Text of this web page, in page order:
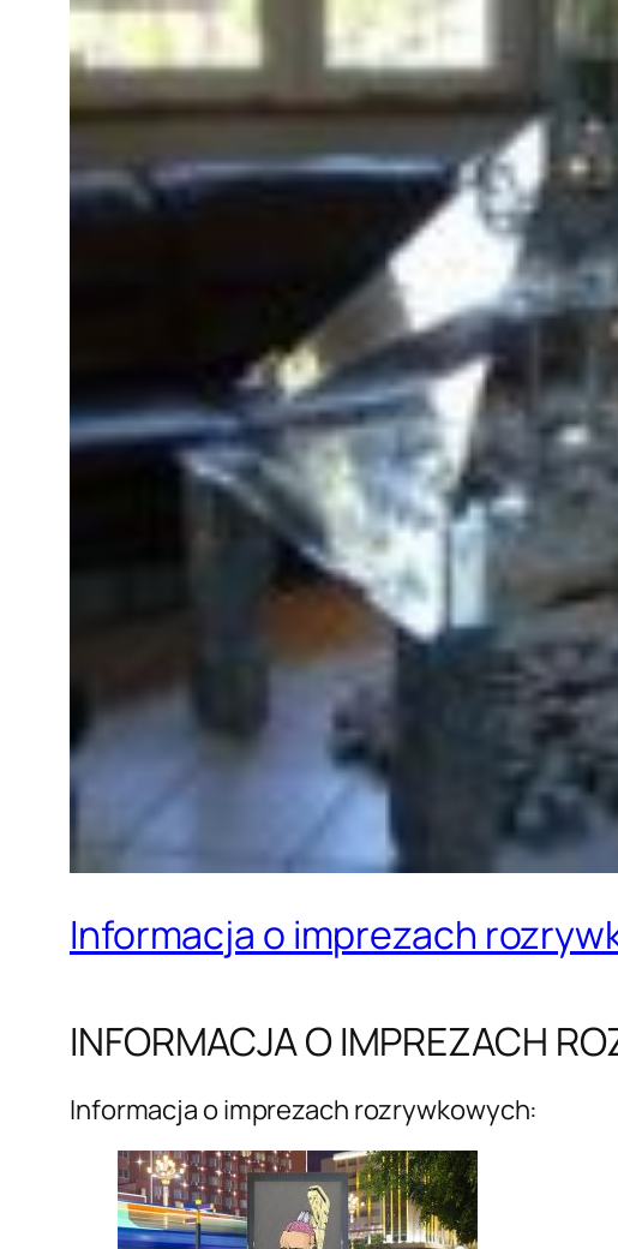
Informacja o imprezach
INFORMACJA O IMPREZACH
Informacja o imprezach rozrywkowych: